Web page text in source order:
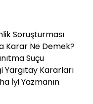
Soruşturması
Karar Ne Demek?
Suçu
Yargıtay Kararları
İyi Yazmanın